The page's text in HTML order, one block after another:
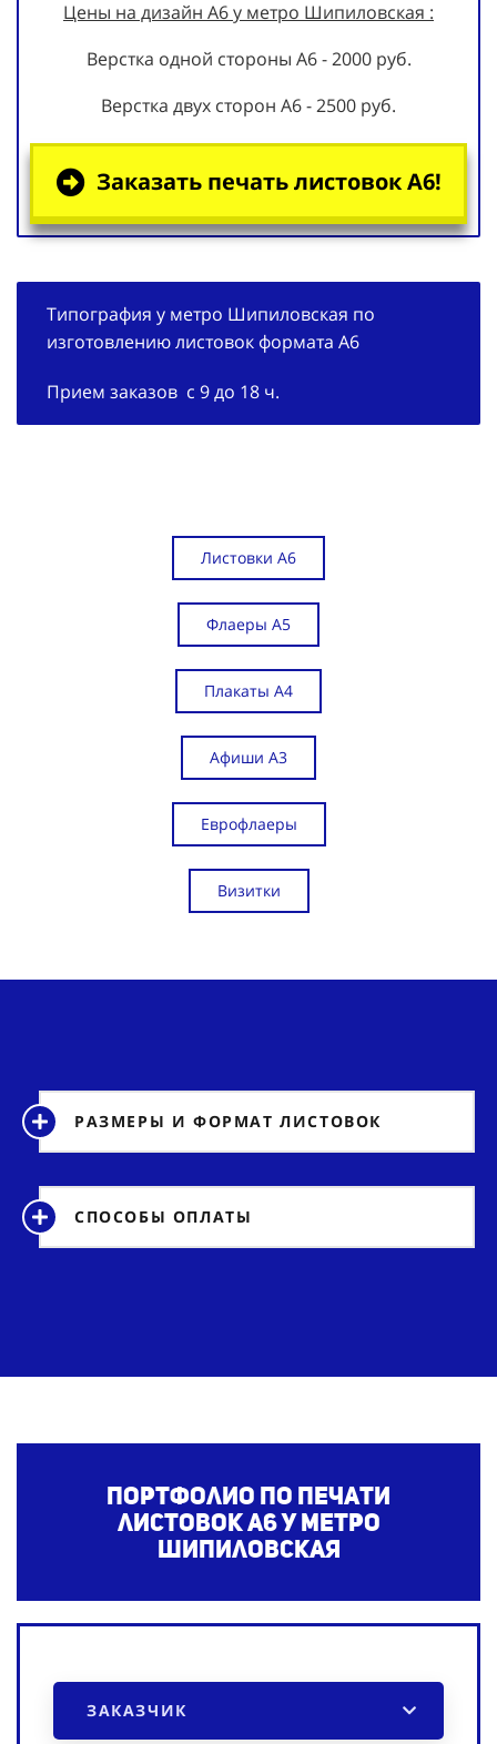
Цены на дизайн А6 у метро Шипиловская :
Верстка одной стороны А6 - 2000 руб.
Верстка двух сторон А6 - 2500 руб.
Заказать печать листовок А6!
Типография у метро Шипиловская по
изготовлению листовок формата А6
Прием заказов с 9 до 18 ч.
Листовки А6
Флаеры А5
Плакаты А4
Афиши А3
Еврофлаеры
Визитки
РАЗМЕРЫ И ФОРМАТ ЛИСТОВОК
СПОСОБЫ ОПЛАТЫ
Портфолио по печати
листовок А6у метро
Шипиловская
ЗАКАЗЧИК